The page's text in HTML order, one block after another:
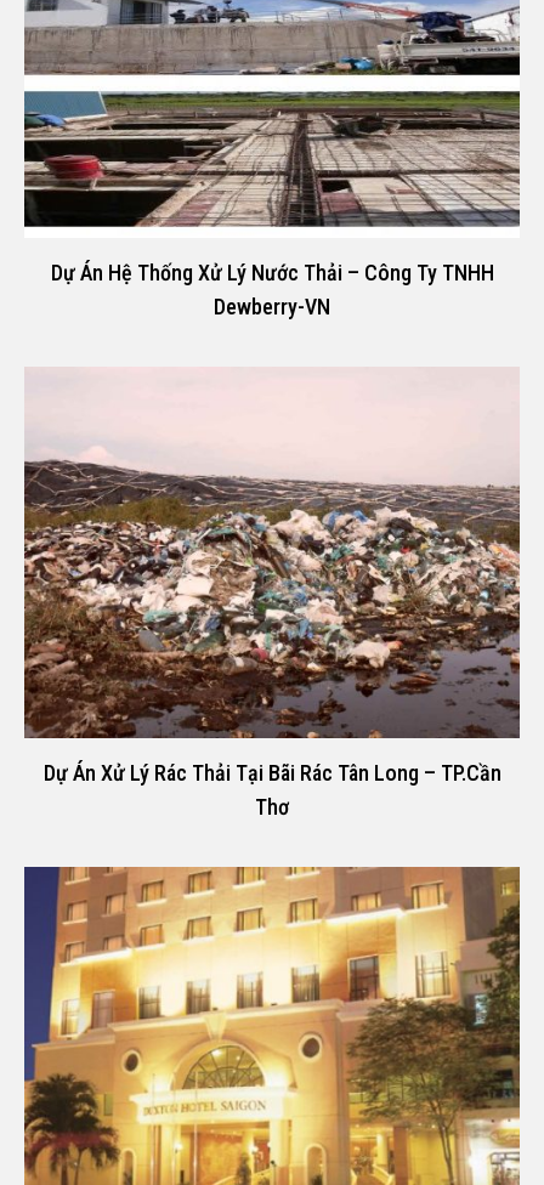
Dự Án Hệ Thống Xử Lý Nước Thải – Công Ty TNHH
Dewberry-VN
Dự Án Xử Lý Rác Thải Tại Bãi Rác Tân Long – TP.Cần
Thơ